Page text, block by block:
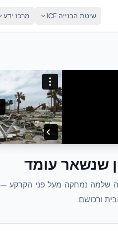
שיטת הבנייה ICF מרכז ידע
שנשאר עומד
ורכושם.